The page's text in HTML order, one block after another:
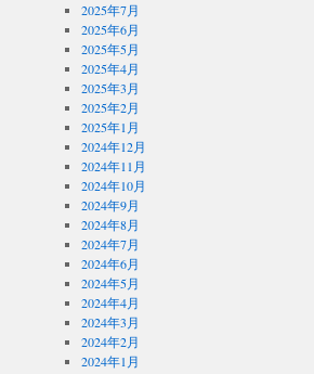
2025年7月
2025年6月
2025年5月
2025年4月
2025年3月
2025年2月
2025年1月
2024年12月
2024年11月
2024年10月
2024年9月
2024年8月
2024年7月
2024年6月
2024年5月
2024年4月
2024年3月
2024年2月
2024年1月